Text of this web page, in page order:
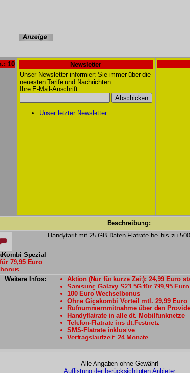
10
Newsletter
Unser Newsletter informiert Sie immer über die
neuesten Tarife und Nachrichten.
Ihre E-Mail-Anschrift:
Unser letzter Newsletter
Beschreibung:
Spezial
79,95 Euro
Handytarif mit 25 GB Daten-Flatrate bei bis zu
Weitere Infos:
Aktion (Nur für kurze Zeit): 24,99 Euro
Samsung Galaxy S23 5G für 799,95 Euro
100 Euro Wechselbonus
Ohne Gigakombi Vorteil mtl. 29,99 Euro
Rufnummernmitnahme über den
Handyflatrate in alle dt. Mobilfunknetze
Telefon-Flatrate ins dt.Festnetz
SMS-Flatrate inklusive
Vertragslaufzeit: 24 Monate
Alle Angaben ohne Gewähr!
Auflistung der berücksichtigten Anbieter